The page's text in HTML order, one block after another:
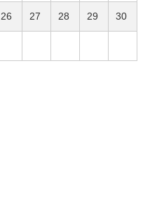
26 27 28 29 30